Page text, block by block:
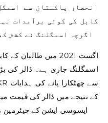
انحصار پاکستان سے
کابل کی کوئی برآمدات
اگرچہ اسمگلنگ نے کشش
اسمگلنگ جاری ہے۔ ڈالر کی
کے نتیجے میں ڈالر کی قیمت
ایسوسی ایشن کے چیئرمین